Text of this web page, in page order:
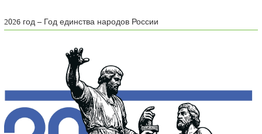
2026 год – Год единства народов России